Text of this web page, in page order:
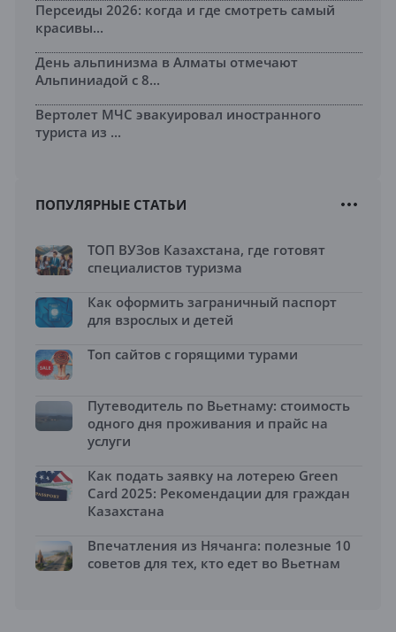
Персеиды 2026: когда и где смотреть самый
красивы...
День альпинизма в Алматы отмечают
Альпиниадой с 8...
Вертолет МЧС эвакуировал иностранного
туриста из ...
ПОПУЛЯРНЫЕ СТАТЬИ
ТОП ВУЗов Казахстана, где готовят
специалистов туризма
Как оформить заграничный паспорт
для взрослых и детей
Топ сайтов с горящими турами
Путеводитель по Вьетнаму: стоимость
одного дня проживания и прайс на
услуги
Как подать заявку на лотерею Green
Card 2025: Рекомендации для граждан
Казахстана
Впечатления из Нячанга: полезные 10
советов для тех, кто едет во Вьетнам